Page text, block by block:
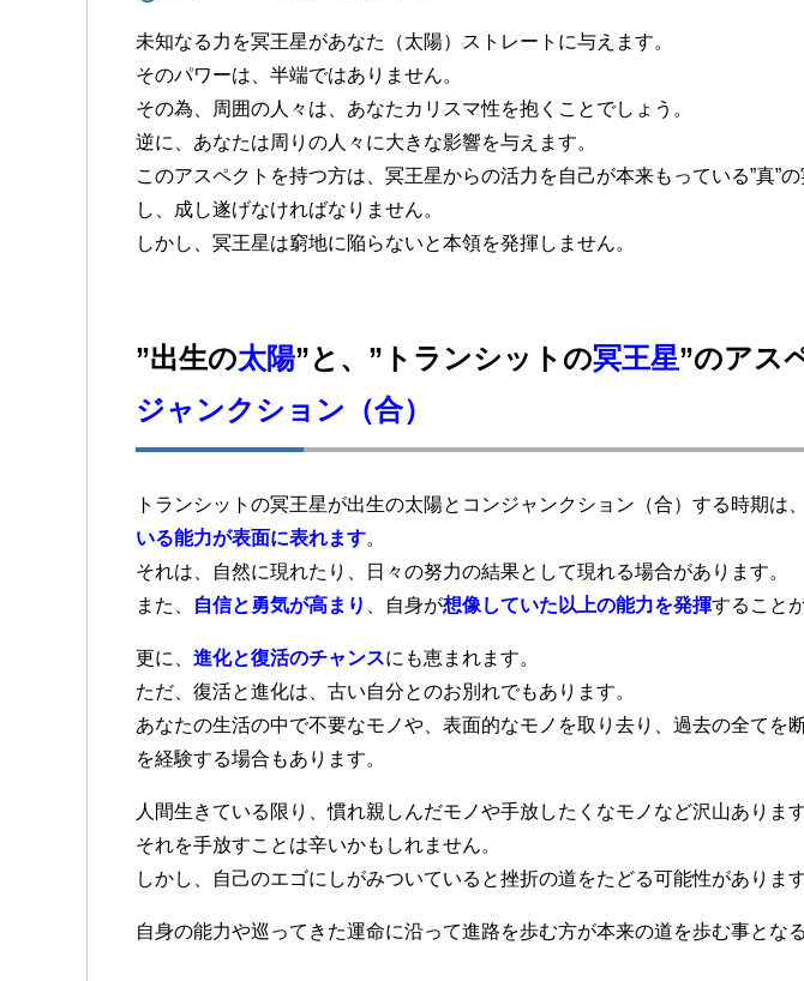
未知なる力を冥王星があなた（太陽）ストレートに与えます。
そのパワーは、半端ではありません。
その為、周囲の人々は、あなたカリスマ性を抱くことでしょう。
逆に、あなたは周りの人々に大きな影響を与えます。
このアスペクトを持つ方は、冥王星からの活力を自己が本来もっている”真”
し、成し遂げなければなりません。
しかし、冥王星は窮地に陥らないと本領を発揮しません。
”出生の太陽”と、”トランシットの冥王星”のアス
ジャンクション（合）
トランシットの冥王星が出生の太陽とコンジャンクション（合）する時期は、
いる能力が表面に表れます。
それは、自然に現れたり、日々の努力の結果として現れる場合があります。
また、
自信と勇気が高まり 、自身が想像していた以上の能力を発揮すること
更に、 進化と復活のチャンスにも恵まれます。
ただ、復活と進化は、古い自分とのお別れでもあります。
あなたの生活の中で不要なモノや、表面的なモノを取り去り、過去の全てを
を経験する場合もあります。
人間生きている限り、慣れ親しんだモノや手放したくなモノなど沢山あります
それを手放すことは辛いかもしれません。
しかし、自己のエゴにしがみついていると挫折の道をたどる可能性があります
自身の能力や巡ってきた運命に沿って進路を歩む方が本来の道を歩む事とな